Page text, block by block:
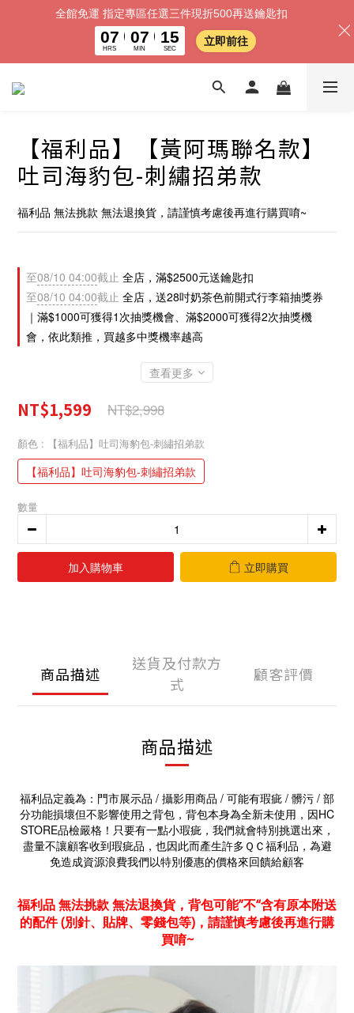
【福利品】【黃阿瑪聯名款】
吐司海豹包-刺繡招弟款
福利品 無法挑款 無法退換貨，請謹慎考慮後再進行購買唷~
至08/10 04:00截止 全店，滿$2500元送鑰匙扣
至08/10 04:00截止 全店，送28吋奶茶色前開式行李箱抽獎券
｜滿$1000可獲得1次抽獎機會、滿$2000可獲得2次抽獎機
會，依此類推，買越多中獎機率越高
查看更多
NT$1,599 NT$2,998
顏色 : 【福利品】吐司海豹包-刺繡招弟款
【福利品】吐司海豹包-刺繡招弟款
數量
加入購物車 立即購買
商品描述
送貨及付款方
式
顧客評價
商品描述
福利品定義為：門市展示品 / 攝影用商品 / 可能有瑕疵 / 髒污 / 部
分功能損壞但不影響使用之背包，背包本身為全新未使用，因HC
STORE品檢嚴格！只要有一點小瑕疵，我們就會特別挑選出來，
盡量不讓顧客收到瑕疵品，也因此而產生許多ＱＣ福利品，為避
免造成資源浪費我們以特別優惠的價格來回饋給顧客
福利品無法挑款 無法退換貨，背包可能”不“含有原本附送
的配件 (別針、貼牌、零錢包等)，請謹慎考慮後再進行購
買唷~
全館免運 指定專區任選三件現折500再送鑰匙扣
07
HRS
07
MIN
11
SEC
立即前往